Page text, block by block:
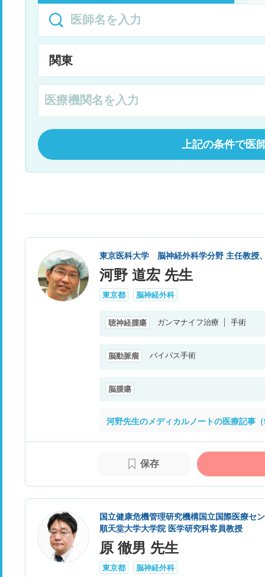
上記の条件で医
東京医科大学 脳神経外科学分野 主任教
河野 道宏 先生
東京都 脳神経外科
聴神経腫瘍 ガンマナイフ治療 手術
脳動脈瘤 バイパス手術
脳腫瘍
河野先生のメディカルノートの医療記事
保存
国立健康危機管理研究機構国立国際医療セ
順天堂大学大学院 医学研究科客員教授
原 徹男 先生
東京都 脳神経外科